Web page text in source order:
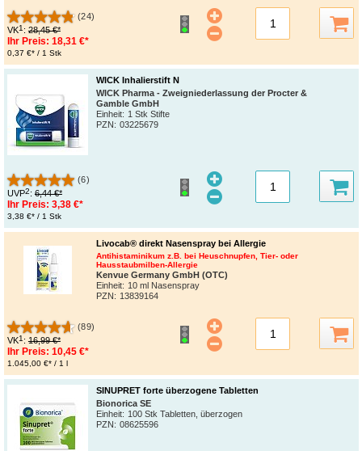
(24)
VK1 : 28,45 €*
Ihr Preis: 18,31 €*
0,37 €* / 1 Stk
WICK Inhalierstift N
WICK Pharma - Zweigniederlassung der Procter &
Gamble GmbH
Einheit: 1 Stk Stifte
PZN: 03225679
(6)
UVP2: 6,44 €*
Ihr Preis: 3,38 €*
3,38 €* / 1 Stk
Livocab® direkt Nasenspray bei Allergie
Antihistaminikum z.B. bei Heuschnupfen, Tier- oder
Hausstaubmilben-Allergie
Kenvue Germany GmbH (OTC)
Einheit: 10 ml Nasenspray
PZN: 13839164
(89)
VK1 : 16,99 €*
Ihr Preis: 10,45 €*
1.045,00 €* / 1 l
SINUPRET forte überzogene Tabletten
Bionorica SE
Einheit: 100 Stk Tabletten, überzogen
PZN: 08625596